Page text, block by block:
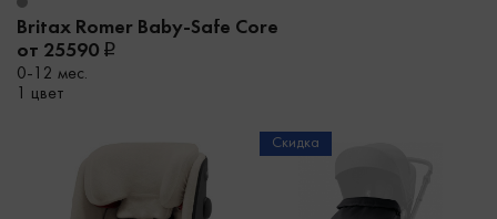
Britax Romer Baby-Safe Core
от 25590
0-12 мес.
1 цвет
Скидка